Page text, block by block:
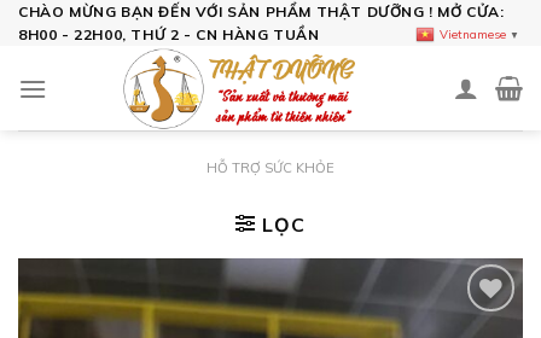
SkipCHÀO MỪNG BẠN ĐẾN VỚI SẢN PHẨM THẬT DƯỠNG ! MỞ CỬA:
8H00 - 22H00, THỨ 2 - CN HÀNG TUẦN
HỖ TRỢ SỨC KHỎE
LỌC
Vietnamese ▼